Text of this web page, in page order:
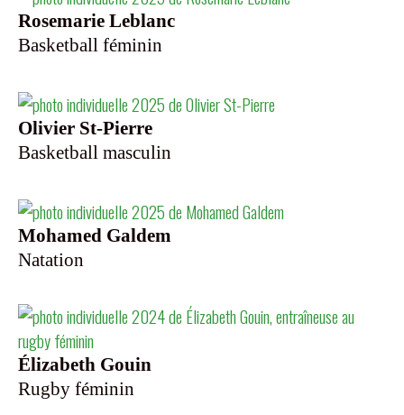
Rosemarie Leblanc
Basketball féminin
Olivier St-Pierre
Basketball masculin
Mohamed Galdem
Natation
Élizabeth Gouin
Rugby féminin